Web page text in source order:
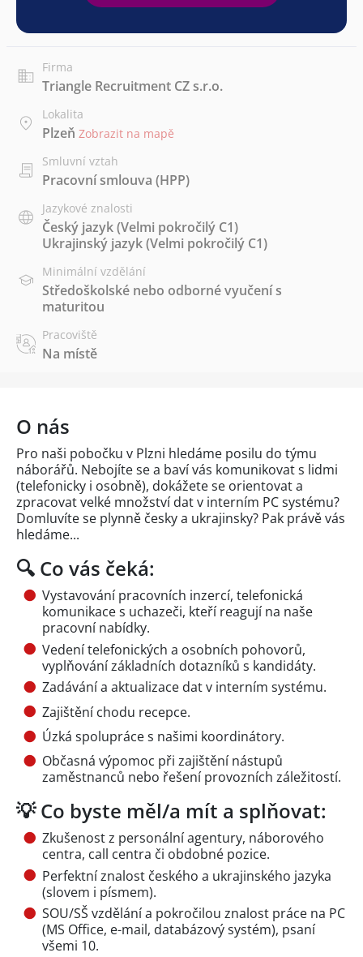
Firma
Triangle Recruitment CZ s.r.o.
Lokalita
Plzeň Zobrazit na mapě
Smluvní vztah
Pracovní smlouva (HPP)
Jazykové znalosti
Český jazyk(Velmi pokročilý C1)
Ukrajinský jazyk(Velmi pokročilý C1)
Minimální vzdělání
Středoškolské nebo odborné vyučení s
maturitou
Pracoviště
Na místě
O nás
Pro naši pobočku v Plzni hledáme posilu do týmu
náborářů. Nebojíte se a baví vás komunikovat s lidmi
(telefonicky i osobně), dokážete se orientovat a
zpracovat velké množství dat v interním PC systému?
Domluvíte se plynně česky a ukrajinsky? Pak právě vás
hledáme...
🔍 Co vás čeká:
Vystavování pracovních inzercí, telefonická
komunikace s uchazeči, kteří reagují na naše
pracovní nabídky.
Vedení telefonických a osobních pohovorů,
vyplňování základních dotazníků s kandidáty.
Zadávání a aktualizace dat v interním systému.
Zajištění chodu recepce.
Úzká spolupráce s našimi koordinátory.
Občasná výpomoc při zajištění nástupů
zaměstnanců nebo řešení provozních záležitostí.
💡 Co byste měl/a mít a splňovat:
Zkušenost z personální agentury, náborového
centra, call centra či obdobné pozice.
Perfektní znalost českého a ukrajinského jazyka
(slovem i písmem).
SOU/SŠ vzdělání a pokročilou znalost práce na PC
(MS Office, e-mail, databázový systém), psaní
všemi 10.